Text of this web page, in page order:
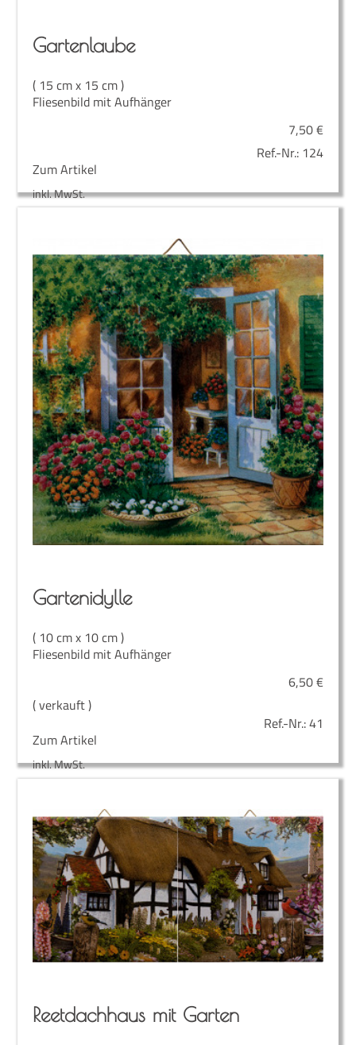
Gar­ten­lau­be
( 15 cm x 15 cm )
Fliesenbild mit Aufhänger
7,50€
Ref.-Nr.: 124
Zum Artikel
inkl. MwSt.
Gar­ten­idyl­le
( 10 cm x 10 cm )
Fliesenbild mit Aufhänger
6,50€
( verkauft )
Ref.-Nr.:41
Zum Artikel
inkl. MwSt.
Reet­dach­haus mit Garten